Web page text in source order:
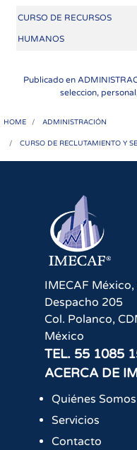
CURSO DE RECURSOS
HUMANOS
Publicado en
seleccion,
HOME ADMINISTRACIÓN
CURSO DE RECLUTAMIENTO Y
IMECAF México,
Despacho 205
Col. Polanco,
México
TEL. 55 1085
ACERCA DE
Quiénes Somos
Servicios
Contacto